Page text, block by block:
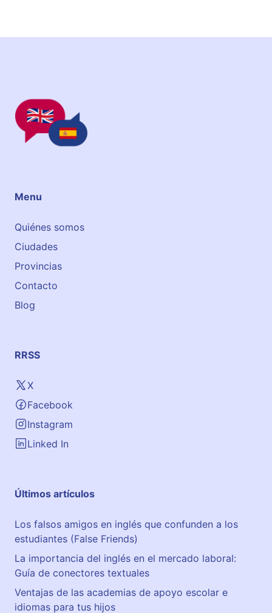
Menu
Quiénes somos
Ciudades
Provincias
Contacto
Blog
RRSS
X
Facebook
Instagram
Linked In
Últimos artículos
Los falsos amigos en inglés que confunden a los
estudiantes (False Friends)
La importancia del inglés en el mercado laboral:
Guía de conectores textuales
Ventajas de las academias de apoyo escolar e
idiomas para tus hijos